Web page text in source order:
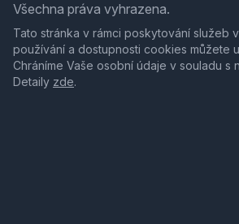
Všechna práva vyhrazena.
Tato stránka v rámci poskytování služeb
používání a dostupnosti cookies můžete
Chráníme Vaše osobní údaje v souladu s
Detaily zde.